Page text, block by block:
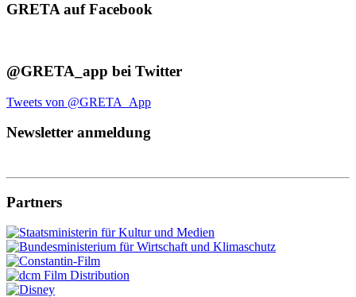
GRETA auf Facebook
@GRETA_app bei Twitter
Tweets von @GRETA_App
Newsletter anmeldung
Partners